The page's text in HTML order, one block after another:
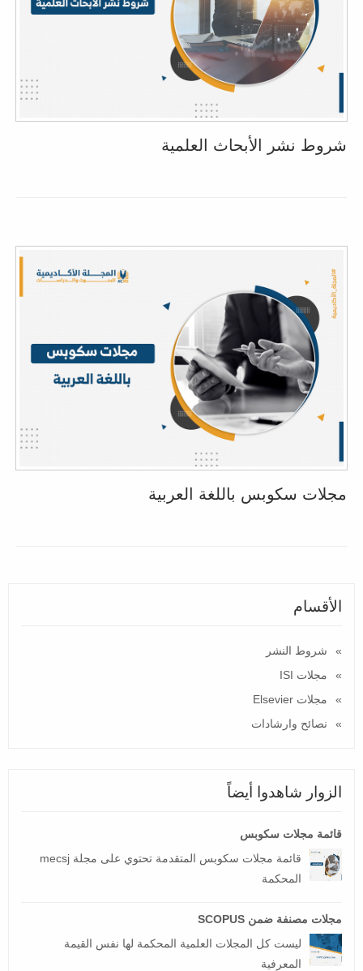
شروط نشر الأبحاث العلمية
مجلات سكوبس باللغة العربية
الأقسام
شروط النشر
مجلات ISI
مجلات Elsevier
نصائح وارشادات
الزوار شاهدوا أيضاً
قائمة مجلات سكوبس
قائمة مجلات سكوبس المتقدمة تحتوي على مجلة mecsj
المحكمة
مجلات مصنفة ضمن SCOPUS
ليست كل المجلات العلمية المحكمة لها نفس القيمة
المعرفية